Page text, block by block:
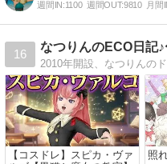
週間IN:1100 週間OUT:9810 月間
16
なつりんのECO日記
【コスドレ】スピカ・ヴァ
照